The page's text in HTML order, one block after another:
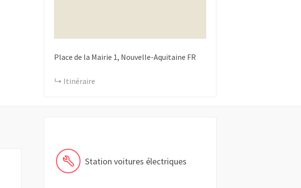
Place de la Mairie 1 Nouvelle-Aquitaine FR
Itinéraire
Station voitures électriques